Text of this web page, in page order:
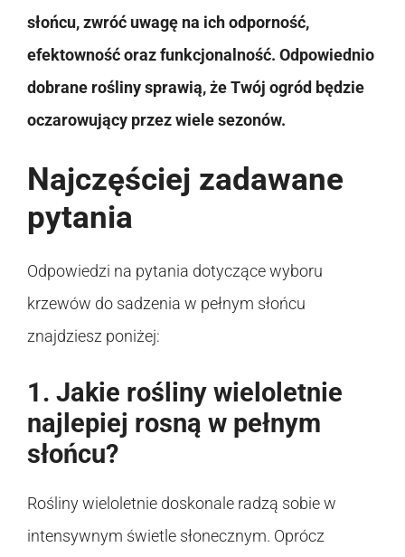
słońcu, zwróć uwagę na ich odporność,
efektowność oraz funkcjonalność. Odpowiednio
dobrane rośliny sprawią, że Twój ogród będzie
oczarowujący przez wiele sezonów.
Najczęściej zadawane
pytania
Odpowiedzi na pytania dotyczące wyboru
krzewów do sadzenia w pełnym słońcu
znajdziesz poniżej:
1. Jakie rośliny wieloletnie
najlepiej rosną w pełnym
słońcu?
Rośliny wieloletnie doskonale radzą sobie w
intensywnym świetle słonecznym. Oprócz